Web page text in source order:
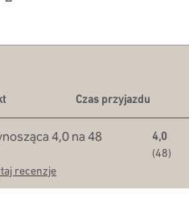
Czas przyjazdu
4,0
(48)
recenzje